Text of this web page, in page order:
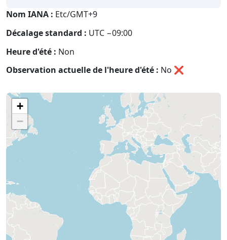
Nom IANA : Etc/GMT+9
Décalage standard : UTC −09:00
Heure d'été : Non
Observation actuelle de l'heure d'été : No ❌
+
−